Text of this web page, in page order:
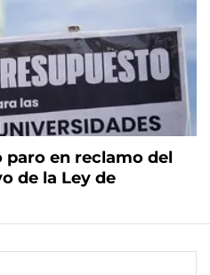
paro en reclamo del
de la Ley de